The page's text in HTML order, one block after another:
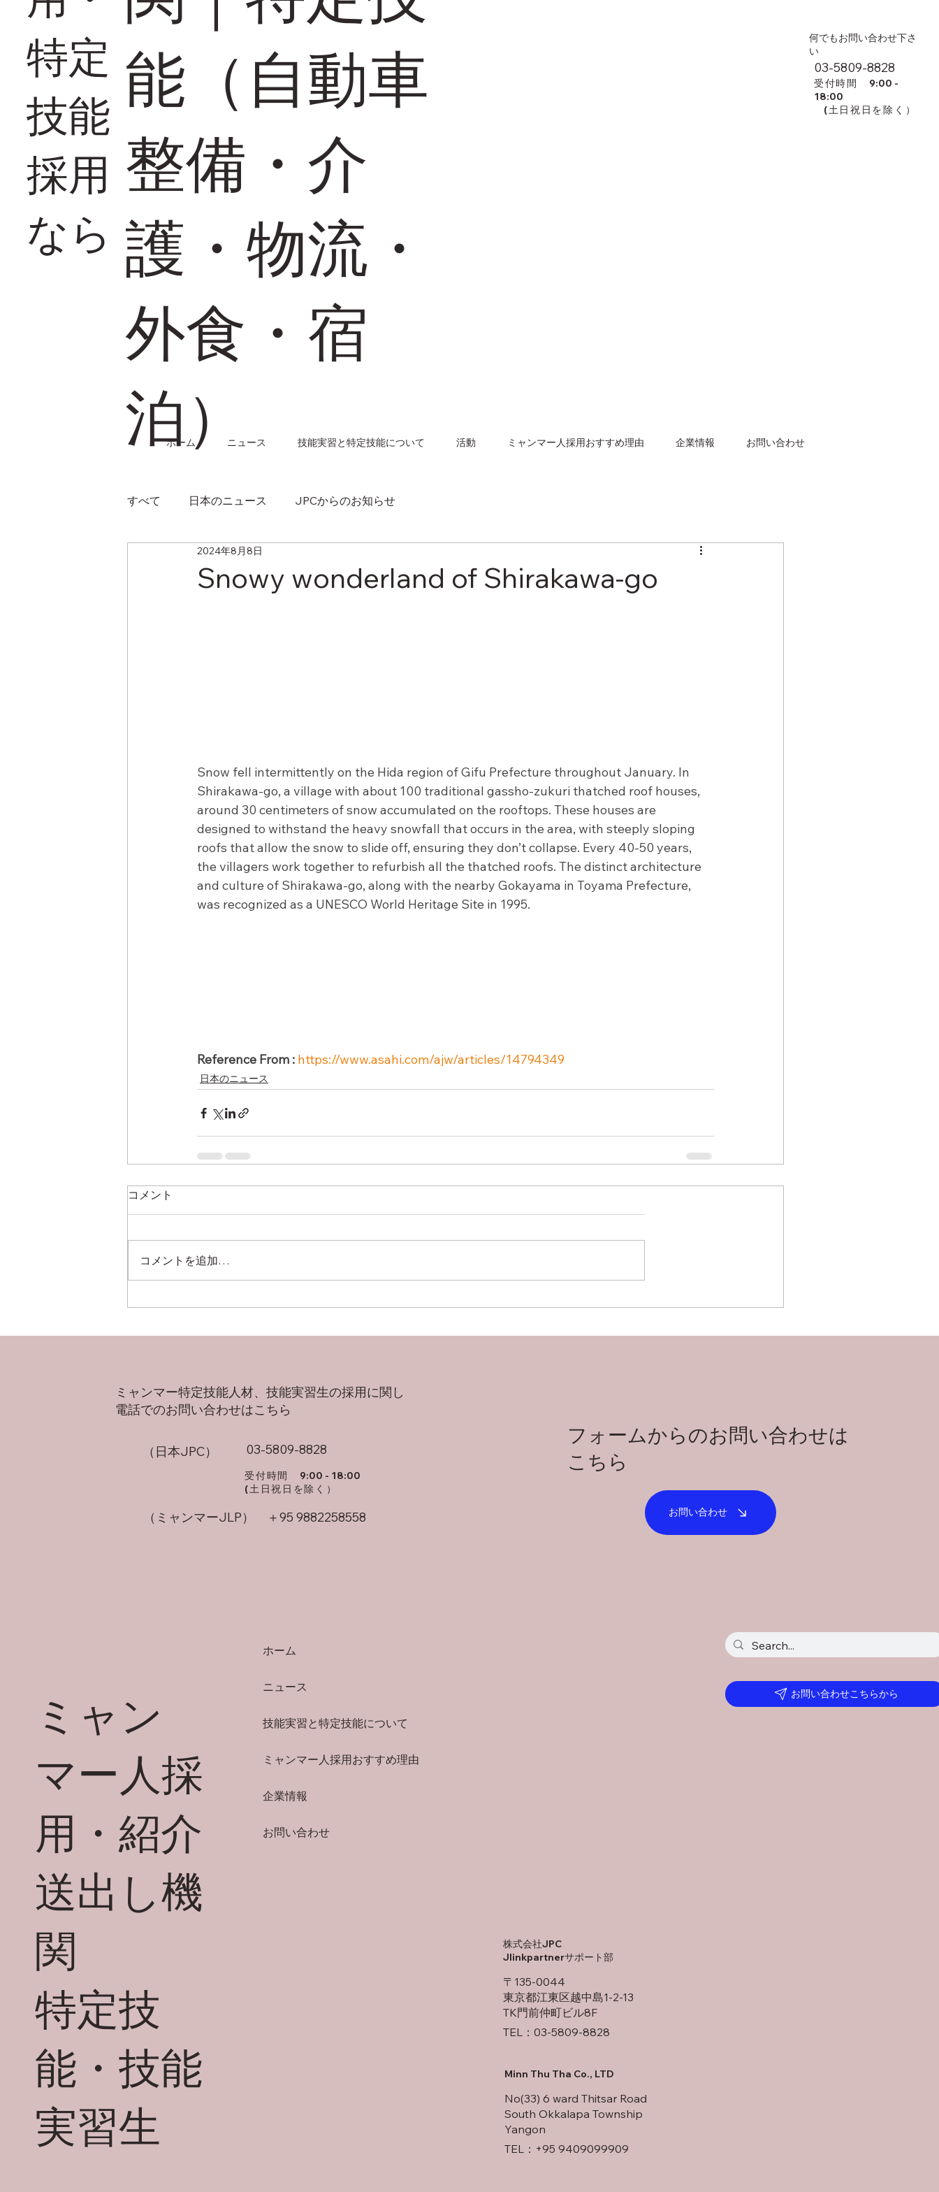
​何でもお問い合わせ下さ
い
03-5809-8828
​受付時間 9:00 -
18:00
(土日祝日を除く）
ホーム ニュース 技能実習と特定技能について 活動 ミャンマー人採用おすすめ理由 企業情報 お問い合わせ
能（自動車
整備・介
護・物流・
外食・宿
泊）
特定
技能
採用
なら
すべて 日本のニュース JPCからのお知らせ
Snowy wonderland of Shirakawa-go
2024年8月8日
Snow fell intermittently on the Hida region of Gifu Prefecture throughout January. In
Shirakawa-go, a village with about 100 traditional gassho-zukuri thatched roof houses,
around 30 centimeters of snow accumulated on the rooftops. These houses are
designed to withstand the heavy snowfall that occurs in the area, with steeply sloping
roofs that allow the snow to slide off, ensuring they don’t collapse. Every 40-50 years,
the villagers work together to refurbish all the thatched roofs. The distinct architecture
and culture of Shirakawa-go, along with the nearby Gokayama in Toyama Prefecture,
was recognized as a UNESCO World Heritage Site in 1995.
Reference From : https://www.asahi.com/ajw/articles/14794349
日本のニュース
コメント
コメントを追加…
ミャン
マー人採
用・紹介
送出し機
関
​特定技
能・技能
実習生
ホーム
ニュース
技能実習と特定技能について
ミャンマー人採用おすすめ理由
企業情報
お問い合わせ
TEL：03-5809-8828
〒135-0044
東京都江東区越中島1-2-13
TK門前仲町ビル8F
​株式会社JPC
Jlinkpartnerサポート部
TEL：+95 9409099909
No(33) 6 ward Thitsar Road
South Okkalapa Township
Yangon
Minn Thu Tha Co., LTD
お問い合わせこちらから
​ミャンマー特定技能人材、技能実習生の採用に関し
​電話でのお問い合わせはこちら
（日本JPC） 03-5809-8828
​受付時間 9:00 - 18:00
(土日祝日を除く）
（ミャンマーJLP） ＋95 9882258558
フォームからのお問い合わせは
こちら
お問い合わせ